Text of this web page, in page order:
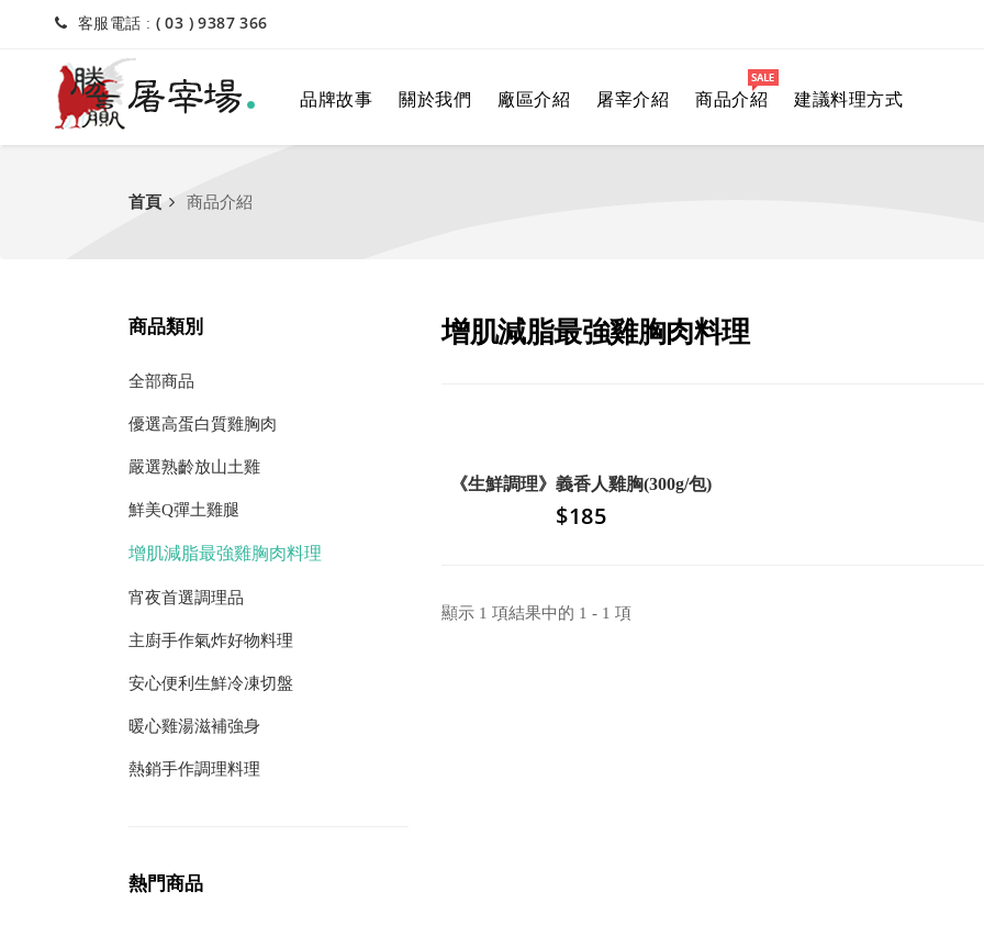
客服電話 : ( 03 ) 9387 366
品牌故事 關於我們 廠區介紹 屠宰介紹 商品介紹 建議料理方式
首頁 商品介紹
增肌減脂最強雞胸肉料理
《生鮮調理》義香人雞胸(300g/包)
$185
顯示 1 項結果中的 1 - 1 項
商品類別
全部商品
優選高蛋白質雞胸肉
嚴選熟齡放山土雞
鮮美Q彈土雞腿
增肌減脂最強雞胸肉料理
宵夜首選調理品
主廚手作氣炸好物料理
安心便利生鮮冷凍切盤
暖心雞湯滋補強身
熱銷手作調理料理
熱門商品